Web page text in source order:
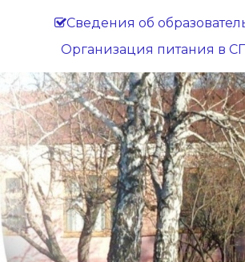
Сведения об
Организация питания в